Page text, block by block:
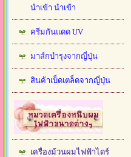
นำเข้า นำเข้า
ครีมกันแดด UV
มาส์กบำรุงจากญี่ปุ่น
สินค้าเบ็ดเตล็ดจากญี่ปุ่น
เครื่องม้วนผมไฟฟ้าไดร์